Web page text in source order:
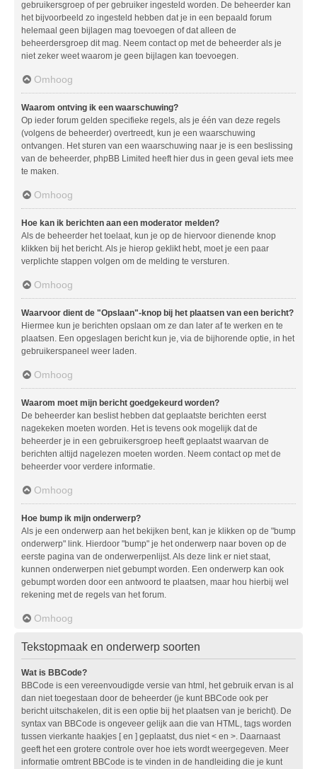
gebruikersgroep of per gebruiker ingesteld worden. De beheerder kan
het bijvoorbeeld zo ingesteld hebben dat je in een bepaald forum
helemaal geen bijlagen mag toevoegen of dat alleen de
beheerdersgroep dit mag. Neem contact op met de beheerder als je
niet zeker weet waarom je geen bijlagen kan toevoegen.
Omhoog
Waarom ontving ik een waarschuwing?
Op ieder forum gelden specifieke regels, als je één van deze regels
(volgens de beheerder) overtreedt, kun je een waarschuwing
ontvangen. Het sturen van een waarschuwing naar je is een beslissing
van de beheerder, phpBB Limited heeft hier dus in geen geval iets mee
te maken.
Omhoog
Hoe kan ik berichten aan een moderator melden?
Als de beheerder het toelaat, kun je op de hiervoor dienende knop
klikken bij het bericht. Als je hierop geklikt hebt, moet je een paar
verplichte stappen volgen om de melding te versturen.
Omhoog
Waarvoor dient de "Opslaan"-knop bij het plaatsen van een bericht?
Hiermee kun je berichten opslaan om ze dan later af te werken en te
plaatsen. Een opgeslagen bericht kun je, via de bijhorende optie, in het
gebruikerspaneel weer laden.
Omhoog
Waarom moet mijn bericht goedgekeurd worden?
De beheerder kan beslist hebben dat geplaatste berichten eerst
nagekeken moeten worden. Het is tevens ook mogelijk dat de
beheerder je in een gebruikersgroep heeft geplaatst waarvan de
berichten altijd nagelezen moeten worden. Neem contact op met de
beheerder voor verdere informatie.
Omhoog
Hoe bump ik mijn onderwerp?
Als je een onderwerp aan het bekijken bent, kan je klikken op de "bump
onderwerp" link. Hierdoor "bump" je het onderwerp naar boven op de
eerste pagina van de onderwerpenlijst. Als deze link er niet staat,
kunnen onderwerpen niet gebumpt worden. Een onderwerp kan ook
gebumpt worden door een antwoord te plaatsen, maar hou hierbij wel
rekening met de regels van het forum.
Omhoog
Tekstopmaak en onderwerp soorten
Wat is BBCode?
BBCode is een vereenvoudigde versie van html, het gebruik ervan is al
dan niet toegestaan door de beheerder (je kunt BBCode ook per
bericht uitschakelen, dit is een optie bij het plaatsen van je bericht). De
syntax van BBCode is ongeveer gelijk aan die van HTML, tags worden
tussen vierkante haakjes [ en ] geplaatst, dus niet < en >. Daarnaast
geeft het een grotere controle over hoe iets wordt weergegeven. Meer
informatie omtrent BBCode is te vinden in de handleiding die je kunt